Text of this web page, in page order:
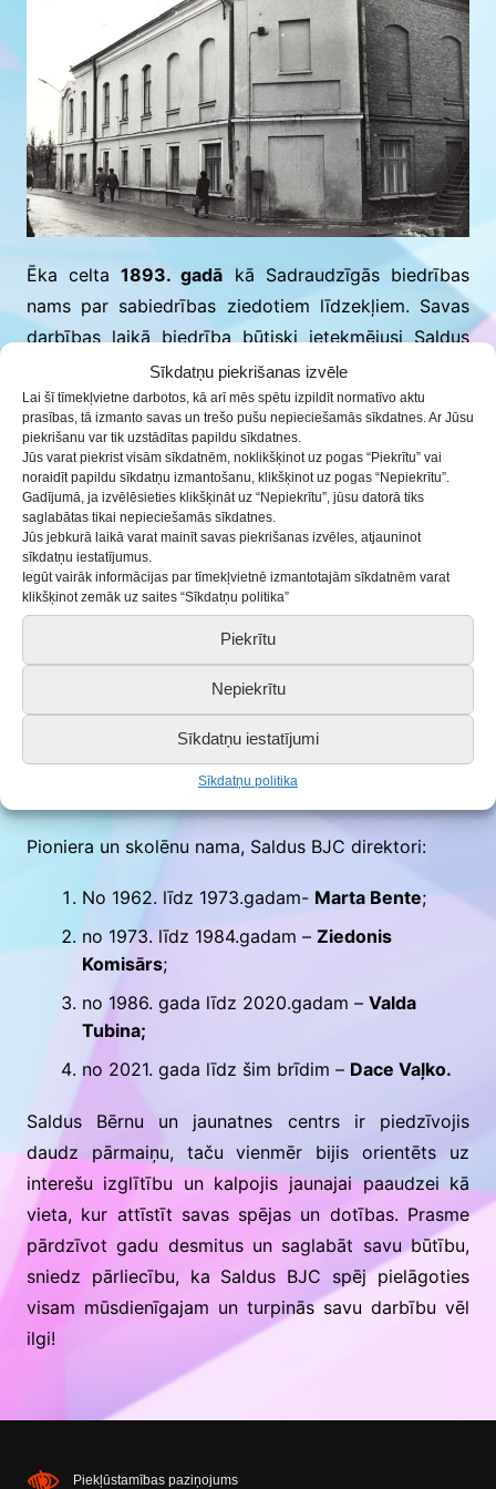
Sīkdatņu piekrišanas izvēle
Lai šī tīmekļvietne darbotos, kā arī mēs spētu izpildīt normatīvo aktu
prasības, tā izmanto savas un trešo pušu nepieciešamās sīkdatnes. Ar Jūsu
piekrišanu var tik uzstādītas papildu sīkdatnes.
Jūs varat piekrist visām sīkdatnēm, noklikšķinot uz pogas “Piekrītu” vai
noraidīt papildu sīkdatņu izmantošanu, klikšķinot uz pogas “Nepiekrītu”.
Gadījumā, ja izvēlēsieties klikšķināt uz “Nepiekrītu”, jūsu datorā tiks
saglabātas tikai nepieciešamās sīkdatnes.
Jūs jebkurā laikā varat mainīt savas piekrišanas izvēles, atjauninot
sīkdatņu iestatījumus.
Iegūt vairāk informācijas par tīmekļvietnē izmantotajām sīkdatnēm varat
klikšķinot zemāk uz saites “Sīkdatņu politika”
Piekrītu
Nepiekrītu
Sīkdatņu iestatījumi
Sīkdatņu politika
Ēka celta1893. gadā kā Sadraudzīgās biedrības
nams par sabiedrības ziedotiem līdzekļiem. Savas
darbības laikā biedrība būtiski ietekmējusi Saldus
kultūras dzīvi – te rīkotas teātra izrādes un citi
kultūras pasākumi. Biedrības rīkotajām teātra
izrādēm dekorācijas savulaik gatavoja un
priekškarus apgleznoja mākslinieks Janis Rozentāls.
Ar koncertiem viesojušies arī ievērojami
galvaspilsētas mākslinieki – arī J.Rozentāla
dzīvesbiedre dziedātāja Ellija Forsele. Sadraudzīgā
biedrība šajā namā darbojās līdz 1940. gadam.
No 1946. – 1992. gadam ēkā darbojās Pionieru un
Bet 1996. gada 23.maijā dibināts
jaunatnes centrs.
Ēkai, kuru apdzīvo tieši bērni un jaunieši, 2022.gadā
apritēs 60 gadu jubileja.
Pioniera un skolēnu nama, Saldus BJC direktori:
No 1962. līdz 1973.gadam- Marta Bente;
no 1973. līdz 1984.gadam – Ziedonis
Komisārs;
no 1986. gada līdz 2020.gadam – Valda
Tubina;
no 2021. gada līdz šim brīdim – Dace Vaļko.
Saldus Bērnu un jaunatnes centrs ir piedzīvojis
daudz pārmaiņu, taču vienmēr bijis orientēts uz
interešu izglītību un kalpojis jaunajai paaudzei kā
vieta, kur attīstīt savas spējas un dotības. Prasme
pārdzīvot gadu desmitus un saglabāt savu būtību,
sniedz pārliecību, ka Saldus BJC spēj pielāgoties
visam mūsdienīgajam un turpinās savu darbību vēl
ilgi!
Piekļūstamības paziņojums